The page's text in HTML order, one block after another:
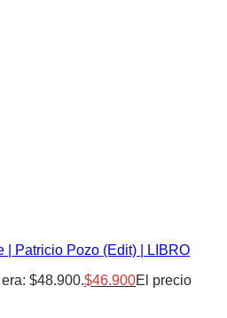
| Patricio Pozo (Edit) | LIBRO
$48.900.$46.900El precio